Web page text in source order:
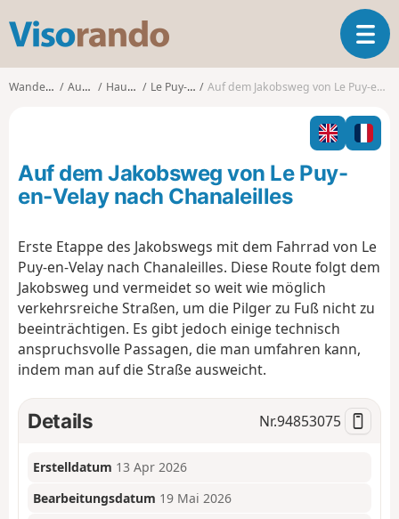
s
o
o
T
o
l
n
a
t
o
Wanderungen Auvergne Haute-Loire Le Puy-en-Velay Auf dem Jakobsweg von Le Puy-en-Velay nach Chanaleilles
Auf dem Jakobsweg von Le Puy-
en-Velay nach Chanaleilles
Erste Etappe des Jakobswegs mit dem Fahrrad von Le
Puy-en-Velay nach Chanaleilles. Diese Route folgt dem
Jakobsweg und vermeidet so weit wie möglich
verkehrsreiche Straßen, um die Pilger zu Fuß nicht zu
beeinträchtigen. Es gibt jedoch einige technisch
anspruchsvolle Passagen, die man umfahren kann,
indem man auf die Straße ausweicht.
Details Nr.94853075
Erstelldatum 13 Apr 2026
Bearbeitungsdatum 19 Mai 2026